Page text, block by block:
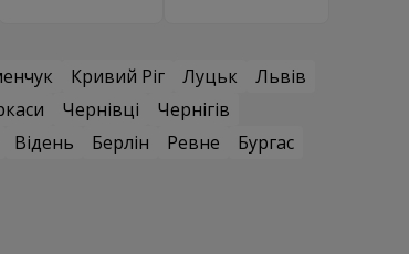
Кривий Ріг Луцьк
Львів
Чернівці
Чернігів
Відень Берлін Ревне
Бургас